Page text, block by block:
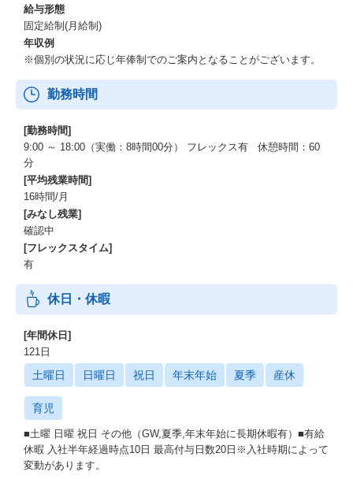
給与形態
固定給制(月給制)
年収例
※個別の状況に応じ年俸制でのご案内となることがございます。
勤務時間
[勤務時間]
9:00 ～ 18:00（実働：8時間00分） フレックス有 休憩時間：60
分
[平均残業時間]
16時間/月
[みなし残業]
確認中
[フレックスタイム]
有
休日・休暇
[年間休日]
121日
土曜日 日曜日 祝日 年末年始 夏季 産休
育児
■土曜 日曜 祝日 その他（GW,夏季,年末年始に長期休暇有）■有給
休暇 入社半年経過時点10日 最高付与日数20日※入社時期によって
変動があります。